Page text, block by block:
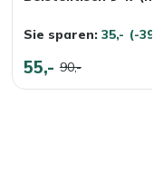
Sie sparen: 35,- (-
55,- 90,-